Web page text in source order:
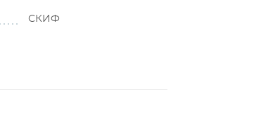
СКИФ